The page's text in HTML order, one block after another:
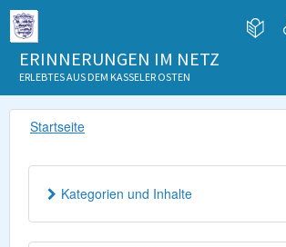
ERINNERUNGEN IM NETZ
ERLEBTES AUS DEM KASSELER OSTEN
Startseite
Kategorien und Inhalte